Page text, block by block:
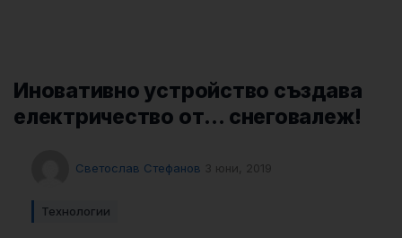
Иновативно устройство създава
електричество от… снеговалеж!
Светослав Стефанов 3 юни, 2019
Технологии